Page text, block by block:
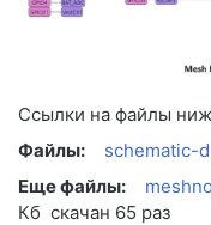
Ссылки на файлы
Файлы:
schematic-
Еще файлы:
Кб скачан 65 раз